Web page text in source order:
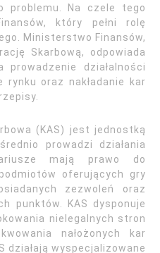
problemu. Na czele tego
który pełni rolę
Ministerstwo Finansów,
Skarbową, odpowiada
działalności
rynku oraz nakładanie kar
(KAS) jest jednostką
prowadzi działania
mają prawo do
oferujących gry
zezwoleń oraz
punktów. KAS dysponuje
nielegalnych stron
nałożonych kar
działają wyspecjalizowane